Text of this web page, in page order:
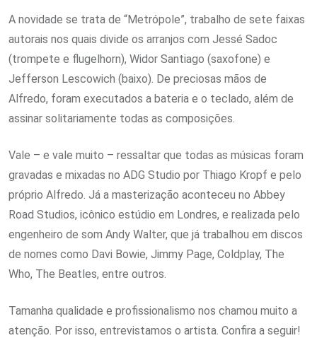
A novidade se trata de “Metrópole”, trabalho de sete faixas
autorais nos quais divide os arranjos com Jessé Sadoc
(trompete e flugelhorn), Widor Santiago (saxofone) e
Jefferson Lescowich (baixo). De preciosas mãos de
Alfredo, foram executados a bateria e o teclado, além de
assinar solitariamente todas as composições.
Vale – e vale muito – ressaltar que todas as músicas foram
gravadas e mixadas no ADG Studio por Thiago Kropf e pelo
próprio Alfredo. Já a masterização aconteceu no Abbey
Road Studios, icônico estúdio em Londres, e realizada pelo
engenheiro de som Andy Walter, que já trabalhou em discos
de nomes como Davi Bowie, Jimmy Page, Coldplay, The
Who, The Beatles, entre outros.
Tamanha qualidade e profissionalismo nos chamou muito a
atenção. Por isso, entrevistamos o artista. Confira a seguir!